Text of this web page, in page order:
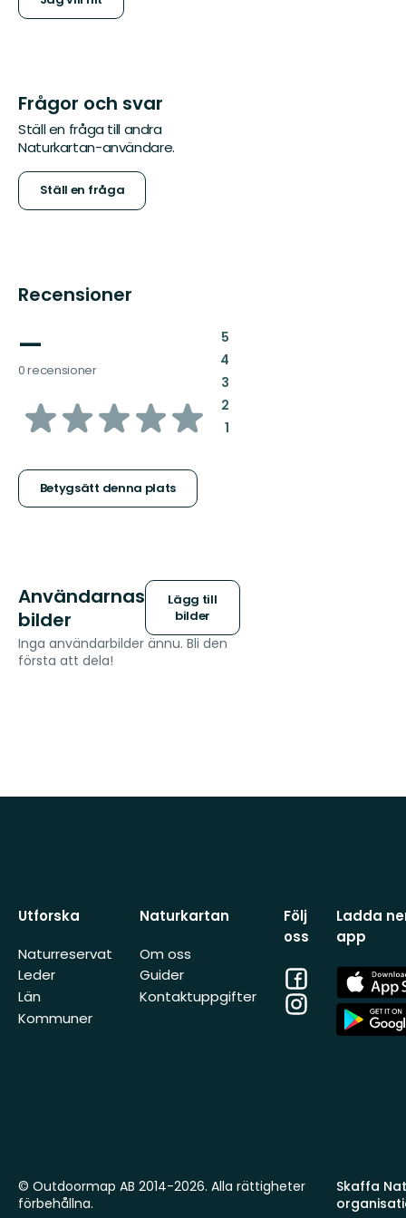
Frågor och svar
Ställ en fråga till andra
Naturkartan-användare.
Ställ en fråga
Recensioner
—
0 recensioner
av
stjärnor
Betygsätt denna plats
5:
4:
3:
2:
1:
Användarnas
bilder
Lägg till
bilder
Inga användarbilder ännu. Bli den
första att dela!
Utforska
Naturreservat
Leder
Län
Kommuner
Naturkartan
Om oss
Guider
Kontaktuppgifter
Följ
oss
Facebook
Instagram
Ladda
app
App
Store
App
Store
Skaffa
© Outdoormap AB 2014-2026. Alla rättigheter
förbehållna.